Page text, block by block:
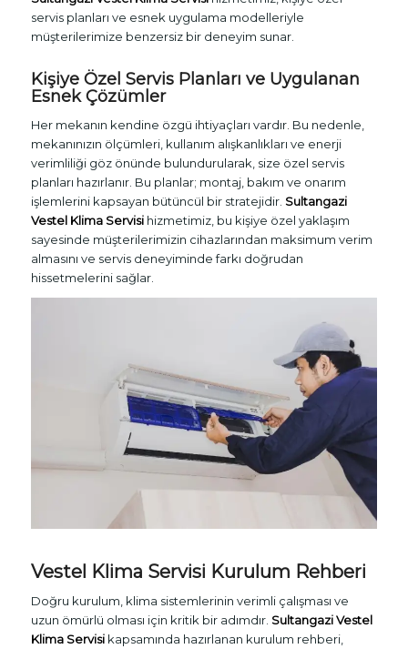
servis planları ve esnek uygulama modelleriyle
müşterilerimize benzersiz bir deneyim sunar.
Kişiye Özel Servis Planları ve Uygulanan
Esnek Çözümler
Her mekanın kendine özgü ihtiyaçları vardır. Bu nedenle,
mekanınızın ölçümleri, kullanım alışkanlıkları ve enerji
verimliliği göz önünde bulundurularak, size özel servis
planları hazırlanır. Bu planlar; montaj, bakım ve onarım
işlemlerini kapsayan bütüncül bir stratejidir. Sultangazi
Vestel Klima Servisihizmetimiz, bu kişiye özel yaklaşım
sayesinde müşterilerimizin cihazlarından maksimum verim
almasını ve servis deneyiminde farkı doğrudan
hissetmelerini sağlar.
Vestel Klima Servisi Kurulum Rehberi
Doğru kurulum, klima sistemlerinin verimli çalışması ve
uzun ömürlü olması için kritik bir adımdır. Sultangazi Vestel
Klima Servisikapsamında hazırlanan kurulum rehberi,